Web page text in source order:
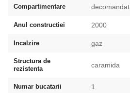
Compartimentare decomandat
Anul constructiei 2000
Incalzire gaz
Structura de
rezistenta
caramida
Numar bucatarii 1